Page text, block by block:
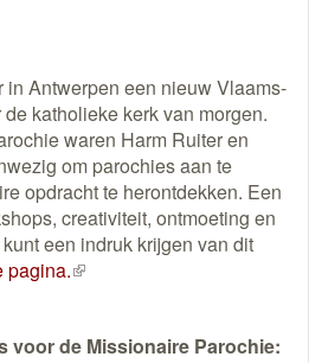
in Antwerpen een nieuw Vlaams-
katholieke kerk van morgen.
waren Harm Ruiter en
om parochies aan te
opdracht te herontdekken. Een
creativiteit, ontmoeting en
een indruk krijgen van dit
pagina.(externe
voor de Missionaire Parochie: